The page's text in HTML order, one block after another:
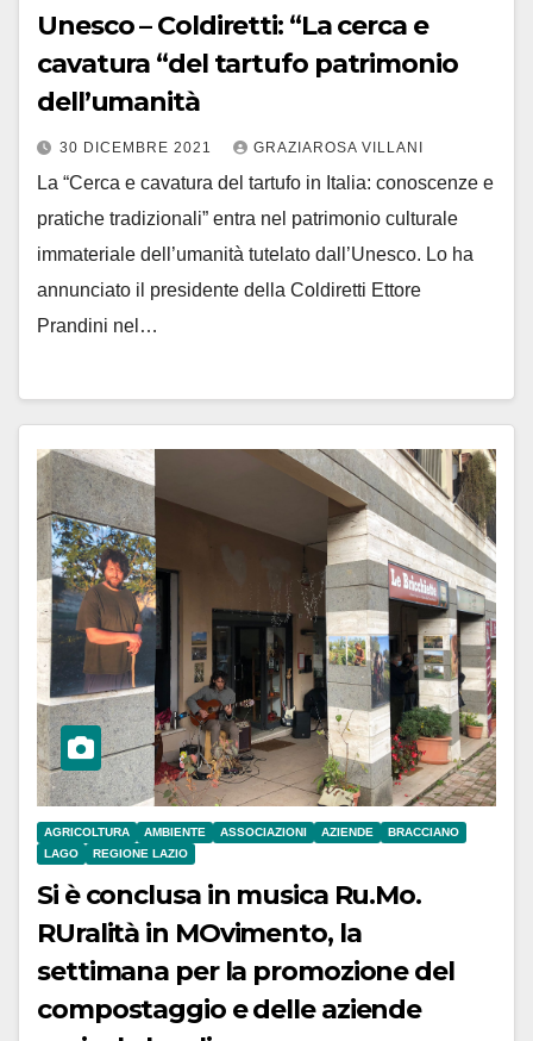
Unesco – Coldiretti: “La cerca e
cavatura “del tartufo patrimonio
dell’umanità
30 DICEMBRE 2021 GRAZIAROSA VILLANI
La “Cerca e cavatura del tartufo in Italia: conoscenze e
pratiche tradizionali” entra nel patrimonio culturale
immateriale dell’umanità tutelato dall’Unesco. Lo ha
annunciato il presidente della Coldiretti Ettore
Prandini nel…
AGRICOLTURA AMBIENTE ASSOCIAZIONI AZIENDE
BRACCIANO
LAGO
REGIONE LAZIO
Si è conclusa in musica Ru.Mo.
RUralità in MOvimento, la
settimana per la promozione del
compostaggio e delle aziende